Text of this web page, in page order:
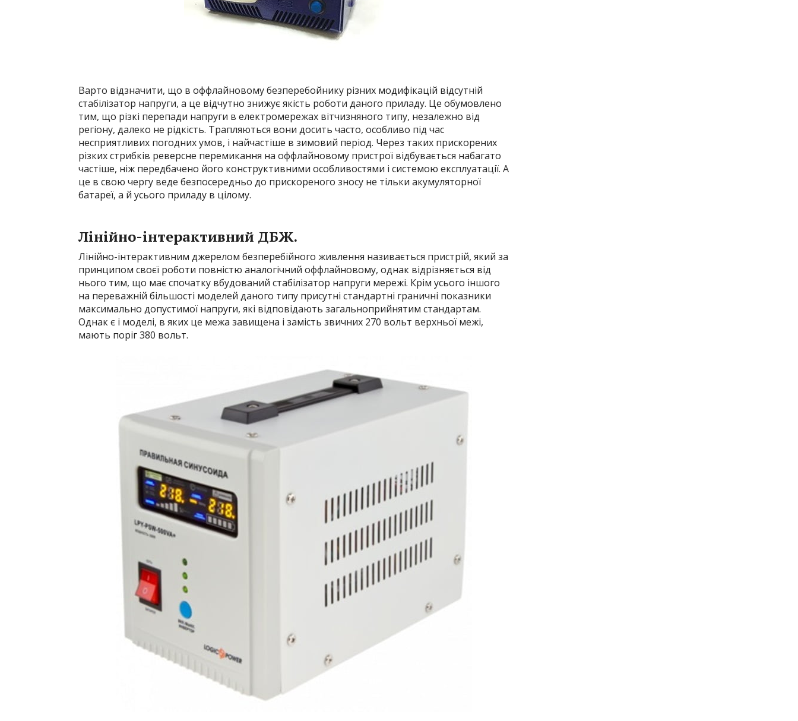
Варто відзначити, що в оффлайновому безперебойнику різних модифікацій відсутній
стабілізатор напруги, а це відчутно знижує якість роботи даного приладу. Це обумовлено
тим, що різкі перепади напруги в електромережах вітчизняного типу, незалежно від
регіону, далеко не рідкість. Трапляються вони досить часто, особливо під час
несприятливих погодних умов, і найчастіше в зимовий період. Через таких прискорених
різких стрибків реверсне перемикання на оффлайновому пристрої відбувається набагато
частіше, ніж передбачено його конструктивними особливостями і системою експлуатації. А
це в свою чергу веде безпосередньо до прискореного зносу не тільки акумуляторної
батареї, а й усього приладу в цілому.
Лінійно-інтерактивний ДБЖ.
Лінійно-інтерактивним джерелом безперебійного живлення називається пристрій, який за
принципом своєї роботи повністю аналогічний оффлайновому, однак відрізняється від
нього тим, що має спочатку вбудований стабілізатор напруги мережі. Крім усього іншого
на переважній більшості моделей даного типу присутні стандартні граничні показники
максимально допустимої напруги, які відповідають загальноприйнятим стандартам.
Однак є і моделі, в яких це межа завищена і замість звичних 270 вольт верхньої межі,
мають поріг 380 вольт.